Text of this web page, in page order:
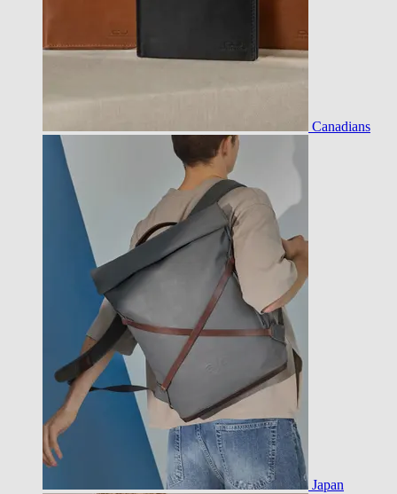
Canadians
Japan